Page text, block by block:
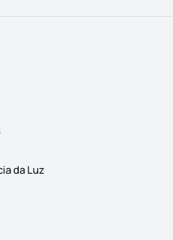
da Luz